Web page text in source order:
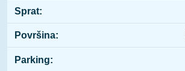
Sprat:
Površina:
Parking: